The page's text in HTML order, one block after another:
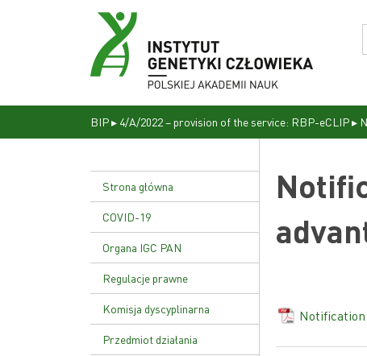
BIP▸ 4/A/2022 – provision of the service: RBP-eCLIP▸
Strona główna
COVID-19
Organa IGC PAN
Dyrekcja
Rada naukowa
Regulacje prawne
Statut Instytutu
Uchwała nr 17/02
Komisja dyscyplinarna
Przedmiot działania
Notification